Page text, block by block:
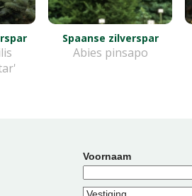
Spaanse zilverspar
Abies pinsapo
Voornaam